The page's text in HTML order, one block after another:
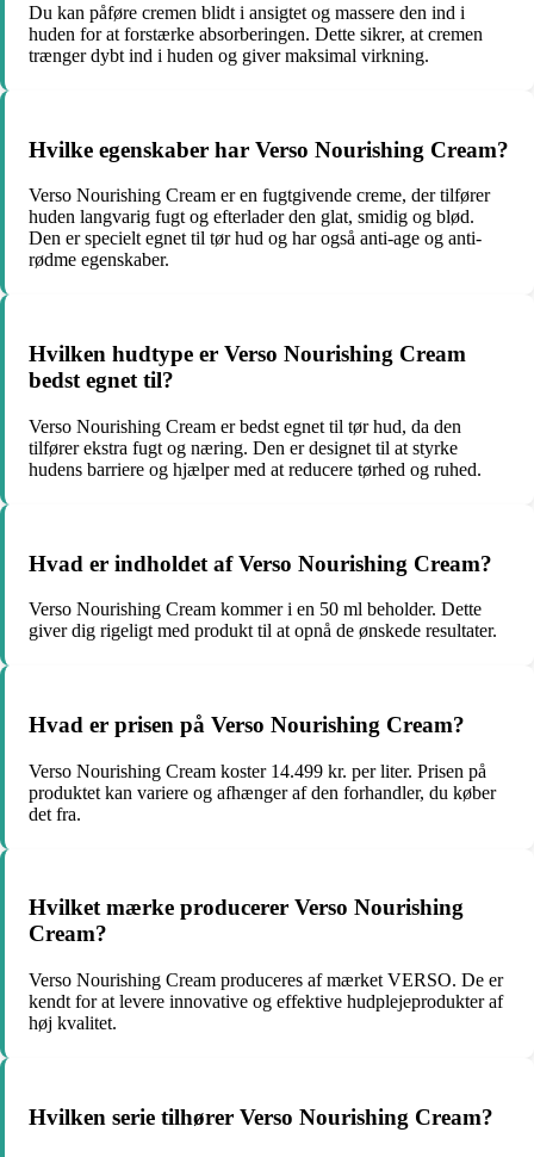
Du kan påføre cremen blidt i ansigtet og massere den ind i
huden for at forstærke absorberingen. Dette sikrer, at cremen
trænger dybt ind i huden og giver maksimal virkning.
Hvilke egenskaber har Verso Nourishing Cream?
Verso Nourishing Cream er en fugtgivende creme, der tilfører
huden langvarig fugt og efterlader den glat, smidig og blød.
Den er specielt egnet til tør hud og har også anti-age og anti-
rødme egenskaber.
Hvilken hudtype er Verso Nourishing Cream
bedst egnet til?
Verso Nourishing Cream er bedst egnet til tør hud, da den
tilfører ekstra fugt og næring. Den er designet til at styrke
hudens barriere og hjælper med at reducere tørhed og ruhed.
Hvad er indholdet af Verso Nourishing Cream?
Verso Nourishing Cream kommer i en 50 ml beholder. Dette
giver dig rigeligt med produkt til at opnå de ønskede resultater.
Hvad er prisen på Verso Nourishing Cream?
Verso Nourishing Cream koster 14.499 kr. per liter. Prisen på
produktet kan variere og afhænger af den forhandler, du køber
det fra.
Hvilket mærke producerer Verso Nourishing
Cream?
Verso Nourishing Cream produceres af mærket VERSO. De er
kendt for at levere innovative og effektive hudplejeprodukter af
høj kvalitet.
Hvilken serie tilhører Verso Nourishing Cream?